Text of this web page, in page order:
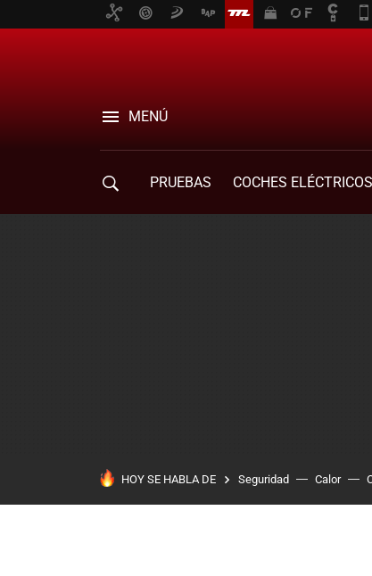
MENÚ
PRUEBAS COCHES ELÉCTRICOS
HOY SE HABLA DE Seguridad Calor